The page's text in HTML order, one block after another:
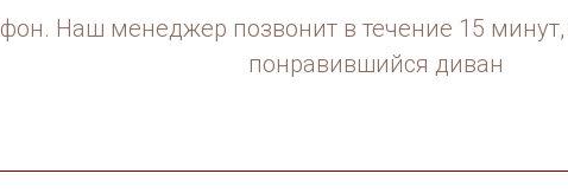
Наш менеджер позвонит в течение 15
понравившийся диван